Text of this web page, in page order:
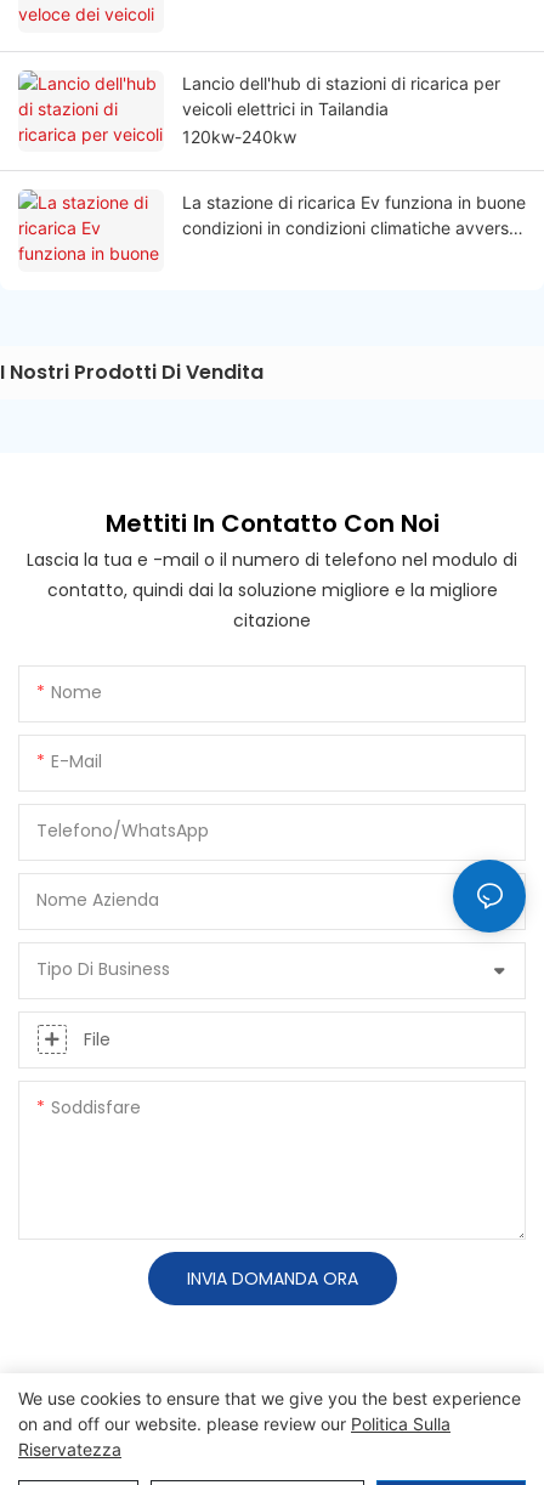
Lancio dell'hub di stazioni di ricarica per
veicoli elettrici in Tailandia
120kw-240kw
La stazione di ricarica Ev funziona in buone
condizioni in condizioni climatiche avverse
I Nostri Prodotti Di Vendita
Mettiti In Contatto Con Noi
Lascia la tua e -mail o il numero di telefono nel modulo di
contatto, quindi dai la soluzione migliore e la migliore
citazione
Nome
E-Mail
Telefono/WhatsApp
Nome Azienda
Tipo Di Business
File
Soddisfare
INVIA DOMANDA ORA
Copyright © 2026 SINO | Mappa del sito | politica sulla
We use cookies to ensure that we give you the best experience
on and off our website. please review our Politica Sulla
Riservatezza